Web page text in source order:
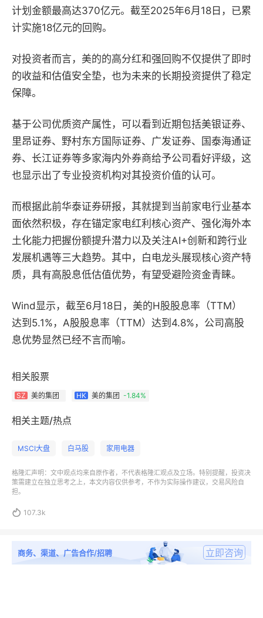
计划金额最高达370亿元。截至2025年6月18日，已累
计实施18亿元的回购。
对投资者而言，美的的高分红和强回购不仅提供了即时
的收益和估值安全垫，也为未来的长期投资提供了稳定
保障。
基于公司优质资产属性，可以看到近期包括美银证券、
里昂证券、野村东方国际证券、广发证券、国泰海通证
券、长江证券等多家海内外券商给予公司看好评级，这
也显示出了专业投资机构对其投资价值的认可。
而根据此前华泰证券研报，其就提到当前家电行业基本
面依然积极，存在锚定家电红利核心资产、强化海外本
土化能力把握份额提升潜力以及关注AI+创新和跨行业
发展机遇等三大趋势。其中，白电龙头展现核心资产特
质，具有高股息低估值优势，有望受避险资金青睐。
Wind显示，截至6月18日，美的H股股息率（TTM）
达到5.1%，A股股息率（TTM）达到4.8%，公司高股
息优势显然已经不言而喻。
相关股票
SZ 美的集团 HK 美的集团 -1.84%
相关主题/热点
MSCI大盘 白马股 家用电器
格隆汇声明：文中观点均来自原作者，不代表格隆汇观点及立场。特别提醒，投资决
策需建立在独立思考之上，本文内容仅供参考，不作为实际操作建议，交易风险自
担。
 107.3k
商务、渠道、广告合作/招聘 立即咨询